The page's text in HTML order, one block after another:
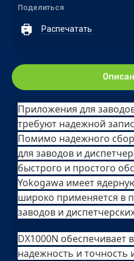
Поделиться
Распечатать
Приложения для
требуют надежной
Помимо надежного
для заводов и
быстрого и простого
Yokogawa имеет
широко применяется в
заводов и
DX1000N обеспечивает
надежность и